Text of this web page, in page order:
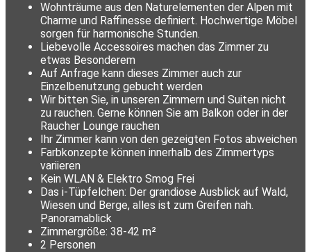
Wohnträume aus den Naturelementen der Alpen mit
Charme und Raffinesse definiert. Hochwertige Möbel
sorgen für harmonische Stunden.
Liebevolle Accessoires machen das Zimmer zu
etwas Besonderem
Auf Anfrage kann dieses Zimmer auch zur
Einzelbenutzung gebucht werden
Wir bitten Sie, in unseren Zimmern und Suiten nicht
zu rauchen. Gerne können Sie am Balkon oder in der
Raucher Lounge rauchen
Ihr Zimmer kann von den gezeigten Fotos abweichen
Farbkonzepte können innerhalb des Zimmertyps
variieren
Kein WLAN & Elektro Smog Frei
Das i-Tüpfelchen: Der grandiose Ausblick auf Wald,
Wiesen und Berge, alles ist zum Greifen nah.
Panoramablick
Zimmergröße: 38-42 m²
2 Personen